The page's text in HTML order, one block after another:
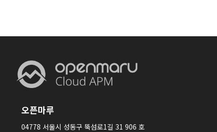
오픈마루
04778 서울시 성동구 뚝섬로1길 31 906 호